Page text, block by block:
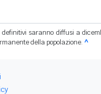
saranno diffusi a
della popolazione. ^